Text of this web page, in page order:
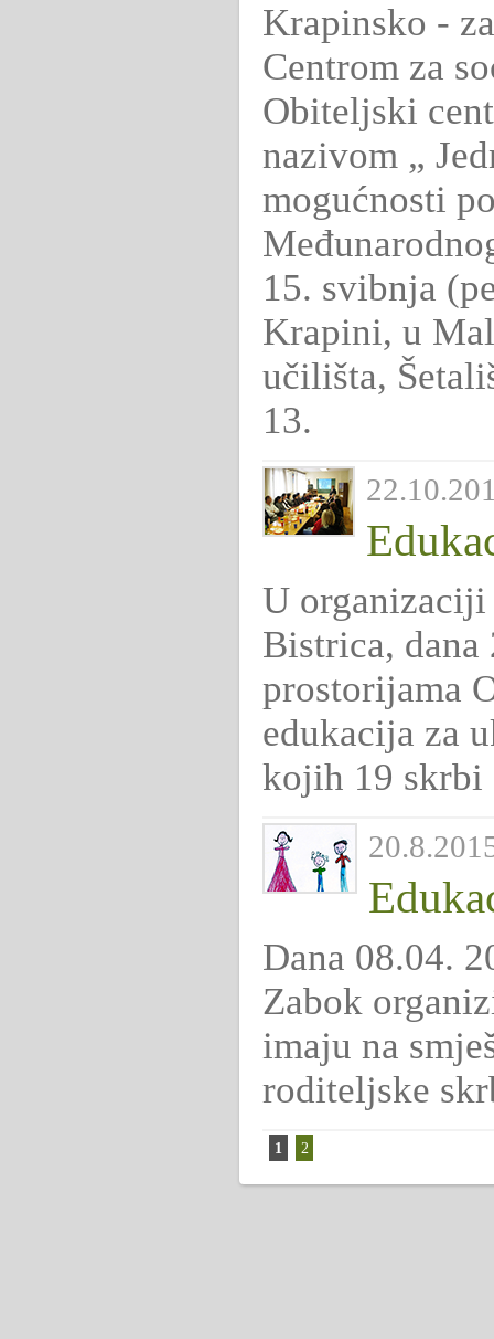
Krapinsko -
Centrom za
Obiteljski
nazivom „
mogućnosti
15. svibnja
Krapini, u
učilišta,
13.
U organizaciji
Bistrica, dana
prostorijama
edukacija za
kojih 19 skrbi
Dana 08.04.
Zabok
imaju na
roditeljske
1 2